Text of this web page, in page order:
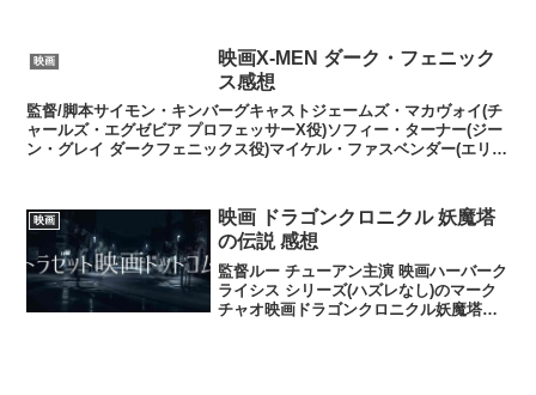
バトラースピルバーグなど数多くの監督
を育てたロジャー...
映画
映画X-MEN ダーク・フェニック
ス感想
監督/脚本サイモン・キンバーグキャストジェームズ・マカヴォイ(チ
ャールズ・エグゼビア プロフェッサーX役)ソフィー・ターナー(ジー
ン・グレイ ダークフェニックス役)マイケル・ファスベンダー(エリッ
映画
映画 ドラゴンクロニクル 妖魔塔
の伝説 感想
監督ルー チューアン主演 映画ハーバーク
ライシス シリーズ(ハズレなし)のマーク
チャオ映画ドラゴンクロニクル妖魔塔の